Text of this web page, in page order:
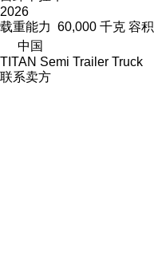
2026
载重能力 60,000 千克 容积
中国
TITAN Semi Trailer Truck
联系卖方